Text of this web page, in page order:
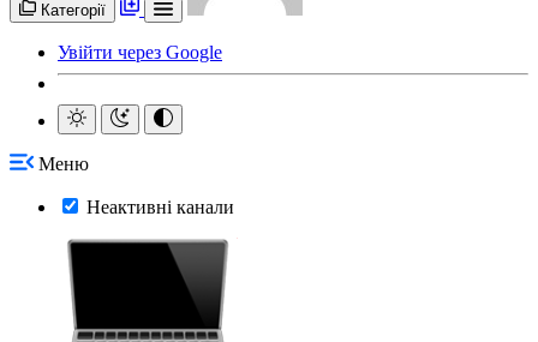
Категорії
Увійти через Google
Меню
Неактивні канали